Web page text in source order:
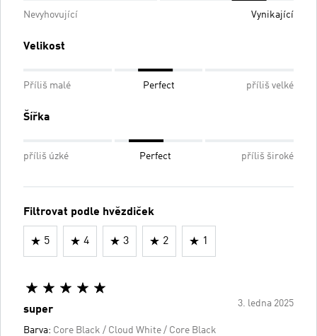
Nevyhovující Vynikající
Velikost
Příliš malé Perfect příliš velké
Šířka
příliš úzké Perfect příliš široké
Filtrovat podle hvězdiček
5 4 3 2 1
3. ledna 2025
super
Barva: Core Black / Cloud White / Core Black